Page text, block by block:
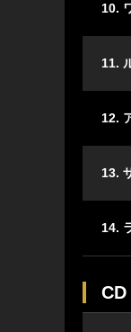
10.
11.
12.
13.
14.
CD